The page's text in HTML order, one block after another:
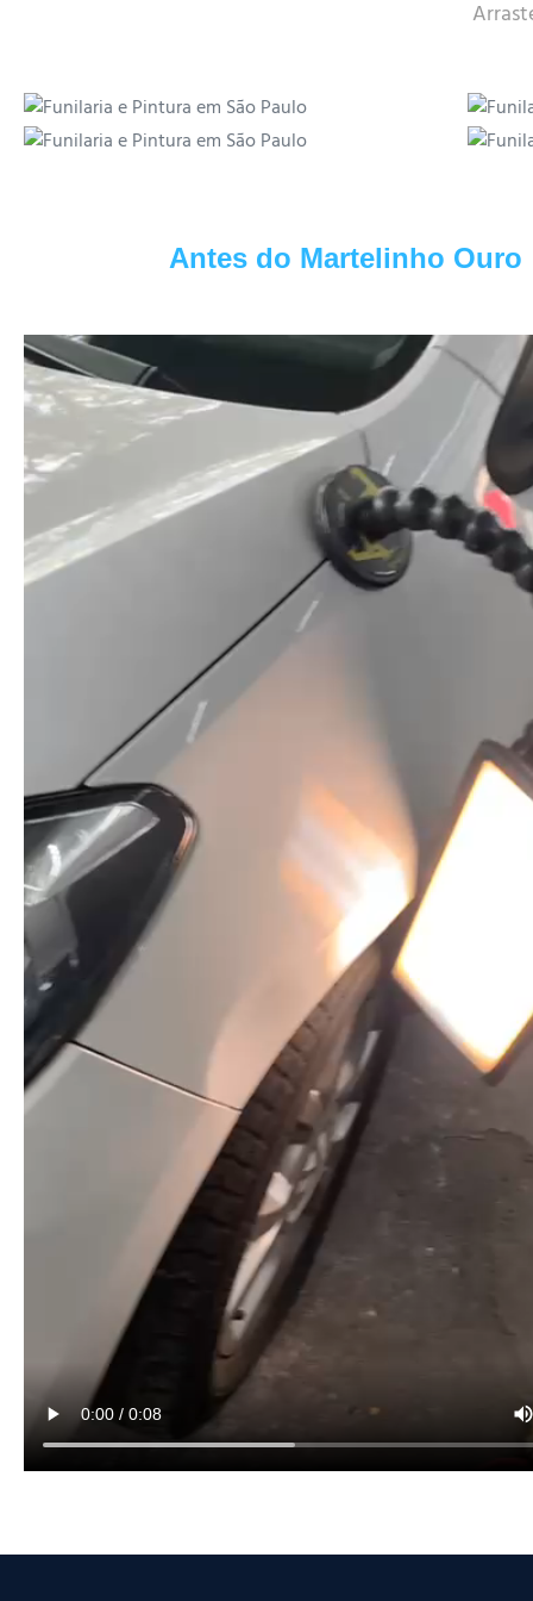
Antes do Martelinho Ouro